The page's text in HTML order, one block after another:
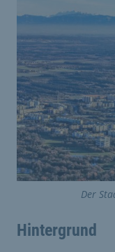
Der
Hintergrund